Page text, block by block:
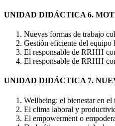
UNIDAD DIDÁCTICA 6.
Nuevas formas de trabajo
Gestión eficiente del equipo
El responsable de RRHH
El responsable de RRHH
UNIDAD DIDÁCTICA 7.
Wellbeing: el bienestar en el
El clima laboral y
El empowerment o